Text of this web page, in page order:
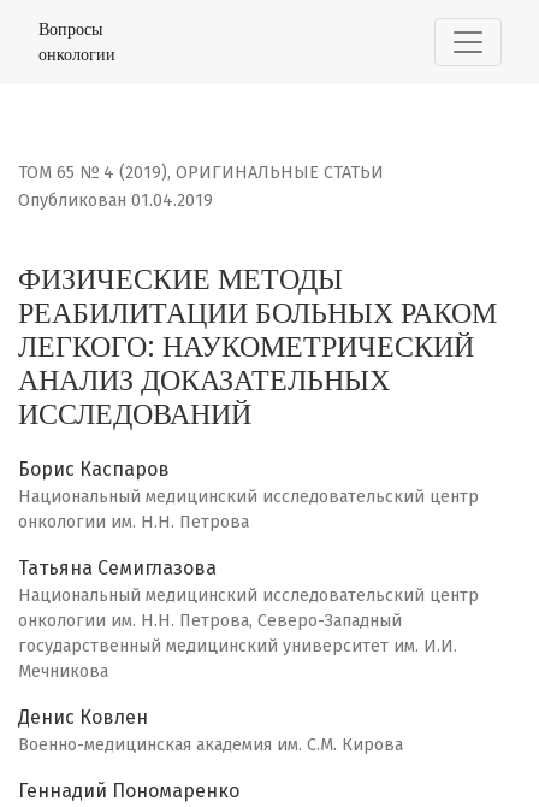
ФИЗИЧЕСКИЕ МЕТОДЫ РЕАБИЛИТАЦИИ БОЛЬНЫХ
Вопросы
онкологии
ТОМ 65 № 4 (2019), ОРИГИНАЛЬНЫЕ СТАТЬИ
ФИЗИЧЕСКИЕ МЕТОДЫ
РЕАБИЛИТАЦИИ БОЛЬНЫХ РАКОМ
ЛЕГКОГО: НАУКОМЕТРИЧЕСКИЙ
АНАЛИЗ ДОКАЗАТЕЛЬНЫХ
ИССЛЕДОВАНИЙ
Опубликован 01.04.2019
Борис Каспаров
Национальный медицинский исследовательский центр
онкологии им. Н.Н. Петрова
Татьяна Семиглазова
Национальный медицинский исследовательский центр
онкологии им. Н.Н. Петрова, Северо-Западный
государственный медицинский университет им. И.И.
Мечникова
Денис Ковлен
Военно-медицинская академия им. С.М. Кирова
Геннадий Пономаренко